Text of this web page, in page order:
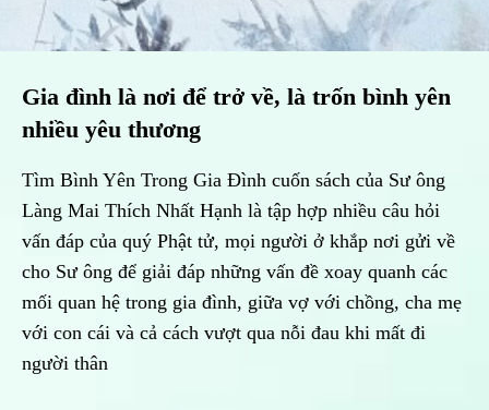
Gia đình là nơi để trở về, là trốn bình yên
nhiều yêu thương
Tìm Bình Yên Trong Gia Đình cuốn sách của Sư ông
Làng Mai Thích Nhất Hạnh là tập hợp nhiều câu hỏi
vấn đáp của quý Phật tử, mọi người ở khắp nơi gửi về
cho Sư ông để giải đáp những vấn đề xoay quanh các
mối quan hệ trong gia đình, giữa vợ với chồng, cha mẹ
với con cái và cả cách vượt qua nỗi đau khi mất đi
người thân